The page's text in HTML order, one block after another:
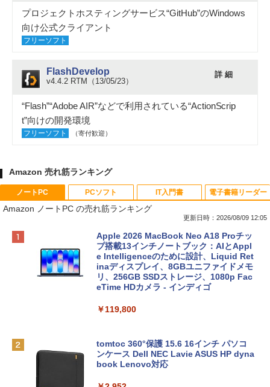
プロジェクトホスティングサービス“GitHub”のWindows
向け公式クライアント
フリーソフト
FlashDevelop
v4.4.2 RTM（13/05/23）
詳 細
“Flash”“Adobe AIR”などで利用されている“ActionScrip
t”向けの開発環境
フリーソフト （寄付歓迎）
Amazon 売れ筋ランキング
ノートPC
Amazon ノートPC の売れ筋ランキング
更新日時：2026/08/09 12:05
Apple 2026 MacBook Neo A18 Proチッ
プ搭載13インチノートブック：AIとAppl
e Intelligenceのために設計、Liquid Ret
inaディスプレイ、8GBユニファイドメモ
リ、256GB SSDストレージ、1080p Fac
eTime HDカメラ - インディゴ
￥119,800
tomtoc 360°保護 15.6 16インチ パソコ
ンケース Dell NEC Lavie ASUS HP dyna
book Lenovo対応
PCソフト IT入門書 電子書籍リーダー